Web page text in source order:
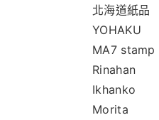
北海道紙品
YOHAKU
MA7 stamp
Rinahan
Ikhanko
Morita